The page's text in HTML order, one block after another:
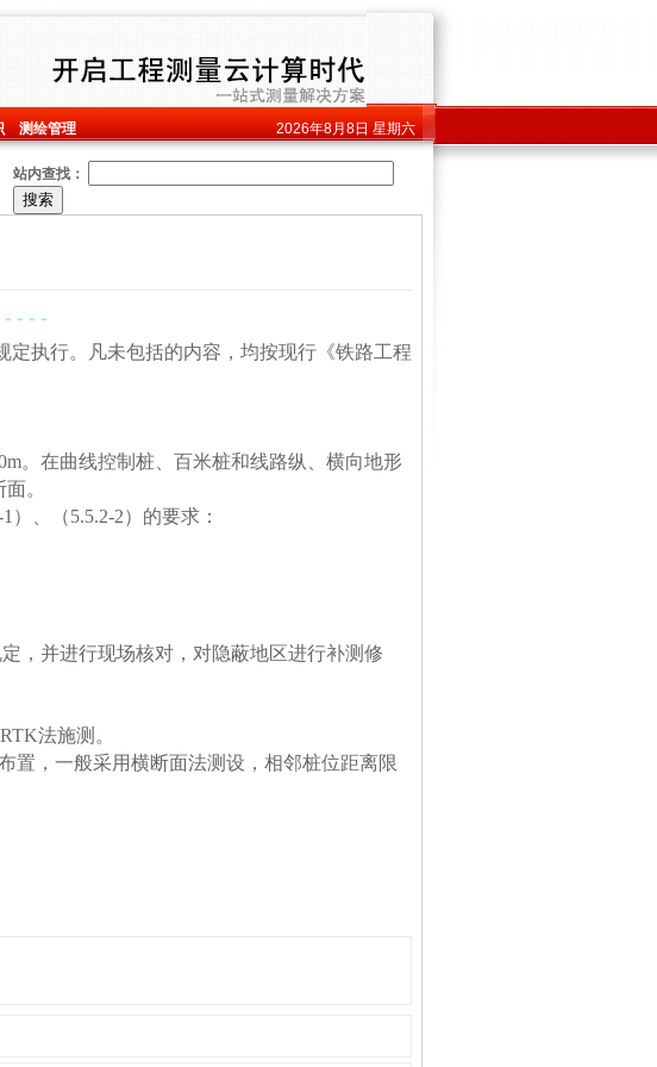
测绘管理 2026年8月8日 星期六
站内查找：
－－－
执行。凡未包括的内容，均按现行《铁路工程
。在曲线控制桩、百米桩和线路纵、横向地形
。
）、（5.5.2-2）的要求：
，并进行现场核对，对隐蔽地区进行补测修
法施测。
置，一般采用横断面法测设，相邻桩位距离限